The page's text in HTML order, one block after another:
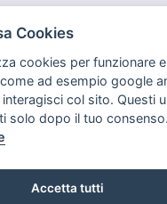
3
Cookies
cookies per funzionare
ad esempio google
col sito. Questi
solo dopo il tuo consenso.
Accetta tutti